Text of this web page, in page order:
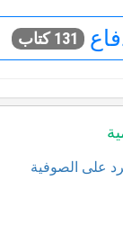
131 كتاب
على الصوفية